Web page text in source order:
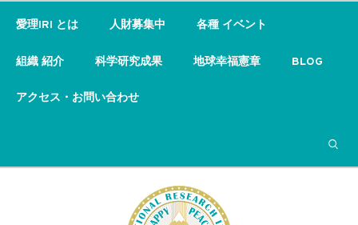
愛理IRI とは 人財募集中 各種 イベント
組織 紹介 科学研究成果 地球幸福憲章 BLOG
アクセス・お問い合わせ